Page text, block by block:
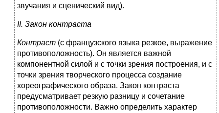
звучания и сценический вид).
II. Закон контраста
Контраст (с французского языка резкое, выражение
противоположность). Он является важной
компонентной силой и с точки зрения построения, и с
точки зрения творческого процесса создание
хореографического образа. Закон контраста
предусматривает резкую разницу и сочетание
противоположности. Важно определить характер